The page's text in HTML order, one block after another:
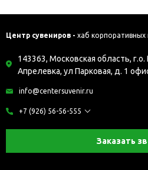
Центр сувениров - хаб корпоративных
143363, Московская область,
Апрелевка, ул Парковая, д. 1
info@centersuvenir.ru
+7 (926) 56-56-555
Заказать